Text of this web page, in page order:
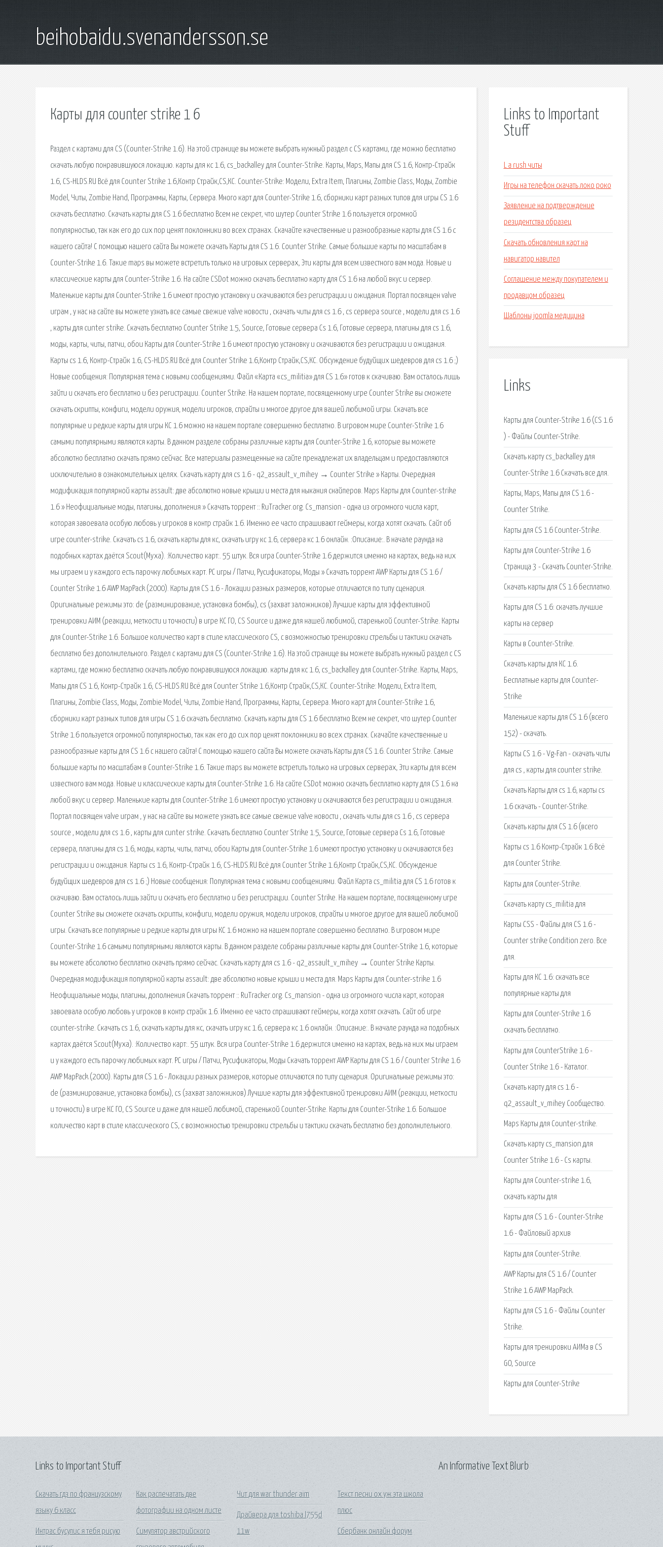
beihobaidu.svenandersson.se
Карты для counter strike 1 6
Раздел с картами для CS (Counter-Strike 1.6). На этой странице вы можете выбрать нужный раздел с CS картами, где можно бесплатно
скачать любую понравившуюся локацию. карты для кс 1.6, cs_backalley для Counter-Strike. Карты, Maps, Мапы для CS 1.6, Контр-Страйк
1.6, CS-HLDS.RU Всё для Counter Strike 1.6,Контр Страйк,CS,КС. Counter-Strike: Модели, Extra Item, Плагины, Zombie Class, Моды, Zombie
Model, Читы, Zombie Hand, Программы, Карты, Сервера. Много карт для Counter-Strike 1.6, сборники карт разных типов для игры CS 1.6
скачать бесплатно. Скачать карты для CS 1.6 бесплатно Всем не секрет, что шутер Counter Strike 1.6 пользуется огромной
популярностью, так как его до сих пор ценят поклонники во всех странах. Скачайте качественные и разнообразные карты для CS 1.6 с
нашего сайта! С помощью нашего сайта Вы можете скачать Карты для CS 1.6. Counter Strike. Самые большие карты по масштабам в
Counter-Strike 1.6. Такие maps вы можете встретить только на игровых серверах, Эти карты для всем известного вам мода. Новые и
классические карты для Counter-Strike 1.6. На сайте CSDot можно скачать бесплатно карту для CS 1.6 на любой вкус и сервер.
Маленькие карты для Counter-Strike 1.6 имеют простую установку и скачиваются без регистрации и ожидания. Портал посвящен valve
играм , у нас на сайте вы можете узнать все самые свежие valve новости , скачать читы для cs 1.6 , cs сервера source , модели для cs 1.6
, карты для cunter strike. Скачать бесплатно Counter Strike 1.5, Source, Готовые сервера Cs 1.6, Готовые сервера, плагины для cs 1.6,
моды, карты, читы, патчи, обои Карты для Counter-Strike 1.6 имеют простую установку и скачиваются без регистрации и ожидания.
Карты cs 1.6, Контр-Страйк 1.6, CS-HLDS.RU Всё для Counter Strike 1.6,Контр Страйк,CS,КС. Обсуждение будуйщих шедевров для cs 1.6 ;)
Новые сообщения: Популярная тема с новыми сообщениями. Файл «Карта «cs_militia» для CS 1.6» готов к скачиваю. Вам осталось лишь
зайти и скачать его бесплатно и без регистрации. Counter Strike. На нашем портале, посвященному игре Counter Strike вы сможете
скачать скрипты, конфиги, модели оружия, модели игроков, спрайты и многое другое для вашей любимой игры. Скачать все
популярные и редкие карты для игры КС 1.6 можно на нашем портале совершенно бесплатно. В игровом мире Counter-Strike 1.6
самыми популярными являются карты. В данном разделе собраны различные карты для Counter-Strike 1.6, которые вы можете
абсолютно бесплатно скачать прямо сейчас. Все материалы размещенные на сайте пренадлежат их владельцам и предоставляются
исключительно в ознакомительных целях. Скачать карту для cs 1.6 - q2_assault_v_mihey → Counter Strike » Карты. Очередная
модификация популярной карты assault: две абсолютно новые крыши и места для ныкания снайперов. Maps Карты для Counter-strike
1.6 » Неофициальные моды, плагины, дополнения » Скачать торрент :: RuTracker.org. Cs_mansion - одна из огромного числа карт,
которая завоевала особую любовь у игроков в контр страйк 1.6. Именно ее часто спрашивают геймеры, когда хотят скачать. Сайт об
игре counter-strike. Скачать cs 1.6, скачать карты для кс, скачать игру кс 1.6, сервера кс 1.6 онлайн. :Описание:. В начале раунда на
подобных картах даётся Scout(Myxa). :Количество карт:. 55 штук. Вся игра Counter-Strike 1.6 держится именно на картах, ведь на них
мы играем и у каждого есть парочку любимых карт. PC игры / Патчи, Русификаторы, Моды » Скачать торрент AWP Карты для CS 1.6 /
Counter Strike 1.6 AWP MapPack (2000). Карты для CS 1.6 - Локации разных размеров, которые отличаются по типу сценария.
Оригинальные режимы это: de (разминирование, установка бомбы), cs (захват заложников) Лучшие карты для эффективной
тренировки АИМ (реакции, меткости и точности) в игре КС ГО, CS Source и даже для нашей любимой, старенькой Counter-Strike. Карты
для Counter-Strike 1.6. Большое количество карт в стиле классического CS, с возможностью тренировки стрельбы и тактики скачать
бесплатно без дополнительного. Раздел с картами для CS (Counter-Strike 1.6). На этой странице вы можете выбрать нужный раздел с CS
картами, где можно бесплатно скачать любую понравившуюся локацию. карты для кс 1.6, cs_backalley для Counter-Strike. Карты, Maps,
Мапы для CS 1.6, Контр-Страйк 1.6, CS-HLDS.RU Всё для Counter Strike 1.6,Контр Страйк,CS,КС. Counter-Strike: Модели, Extra Item,
Плагины, Zombie Class, Моды, Zombie Model, Читы, Zombie Hand, Программы, Карты, Сервера. Много карт для Counter-Strike 1.6,
сборники карт разных типов для игры CS 1.6 скачать бесплатно. Скачать карты для CS 1.6 бесплатно Всем не секрет, что шутер Counter
Strike 1.6 пользуется огромной популярностью, так как его до сих пор ценят поклонники во всех странах. Скачайте качественные и
разнообразные карты для CS 1.6 с нашего сайта! С помощью нашего сайта Вы можете скачать Карты для CS 1.6. Counter Strike. Самые
большие карты по масштабам в Counter-Strike 1.6. Такие maps вы можете встретить только на игровых серверах, Эти карты для всем
известного вам мода. Новые и классические карты для Counter-Strike 1.6. На сайте CSDot можно скачать бесплатно карту для CS 1.6 на
любой вкус и сервер. Маленькие карты для Counter-Strike 1.6 имеют простую установку и скачиваются без регистрации и ожидания.
Портал посвящен valve играм , у нас на сайте вы можете узнать все самые свежие valve новости , скачать читы для cs 1.6 , cs сервера
source , модели для cs 1.6 , карты для cunter strike. Скачать бесплатно Counter Strike 1.5, Source, Готовые сервера Cs 1.6, Готовые
сервера, плагины для cs 1.6, моды, карты, читы, патчи, обои Карты для Counter-Strike 1.6 имеют простую установку и скачиваются без
регистрации и ожидания. Карты cs 1.6, Контр-Страйк 1.6, CS-HLDS.RU Всё для Counter Strike 1.6,Контр Страйк,CS,КС. Обсуждение
будуйщих шедевров для cs 1.6 ;) Новые сообщения: Популярная тема с новыми сообщениями. Файл Карта cs_militia для CS 1.6 готов к
скачиваю. Вам осталось лишь зайти и скачать его бесплатно и без регистрации. Counter Strike. На нашем портале, посвященному игре
Counter Strike вы сможете скачать скрипты, конфиги, модели оружия, модели игроков, спрайты и многое другое для вашей любимой
игры. Скачать все популярные и редкие карты для игры КС 1.6 можно на нашем портале совершенно бесплатно. В игровом мире
Counter-Strike 1.6 самыми популярными являются карты. В данном разделе собраны различные карты для Counter-Strike 1.6, которые
вы можете абсолютно бесплатно скачать прямо сейчас. Скачать карту для cs 1.6 - q2_assault_v_mihey → Counter Strike Карты.
Очередная модификация популярной карты assault: две абсолютно новые крыши и места для. Maps Карты для Counter-strike 1.6
Неофициальные моды, плагины, дополнения Скачать торрент :: RuTracker.org. Cs_mansion - одна из огромного числа карт, которая
завоевала особую любовь у игроков в контр страйк 1.6. Именно ее часто спрашивают геймеры, когда хотят скачать. Сайт об игре
counter-strike. Скачать cs 1.6, скачать карты для кс, скачать игру кс 1.6, сервера кс 1.6 онлайн. :Описание:. В начале раунда на подобных
картах даётся Scout(Myxa). :Количество карт:. 55 штук. Вся игра Counter-Strike 1.6 держится именно на картах, ведь на них мы играем
и у каждого есть парочку любимых карт. PC игры / Патчи, Русификаторы, Моды Скачать торрент AWP Карты для CS 1.6 / Counter Strike 1.6
AWP MapPack (2000). Карты для CS 1.6 - Локации разных размеров, которые отличаются по типу сценария. Оригинальные режимы это:
de (разминирование, установка бомбы), cs (захват заложников) Лучшие карты для эффективной тренировки АИМ (реакции, меткости
и точности) в игре КС ГО, CS Source и даже для нашей любимой, старенькой Counter-Strike. Карты для Counter-Strike 1.6. Большое
количество карт в стиле классического CS, с возможностью тренировки стрельбы и тактики скачать бесплатно без дополнительного.
Links to Important
Stuff
L a rush читы
Игры на телефон скачать локо роко
Заявление на подтверждение
резидентства образец
Скачать обновления карт на
навигатор навител
Соглашение между покупателем и
продавцом образец
Шаблоны joomla медицина
Links
Карты для Counter-Strike 1.6 (CS 1.6
) - Файлы Counter-Strike.
Скачать карту cs_backalley для
Counter-Strike 1.6 Скачать все для.
Карты, Maps, Мапы для CS 1.6 -
Counter Strike.
Карты для CS 1.6 Counter-Strike.
Карты для Counter-Strike 1.6
Страница 3 - Скачать Counter-Strike.
Скачать карты для CS 1.6 бесплатно.
Карты для CS 1.6: скачать лучшие
карты на сервер
Карты в Counter-Strike.
Скачать карты для КС 1.6.
Бесплатные карты для Counter-
Strike
Маленькие карты для CS 1.6 (всего
152) - скачать.
Карты CS 1.6 - Vg-Fan - скачать читы
для cs , карты для counter strike.
Скачать Карты для cs 1.6, карты cs
1.6 скачать - Counter-Strike.
Скачать карты для CS 1.6 (всего
Карты cs 1.6 Контр-Страйк 1.6 Всё
для Counter Strike.
Карты для Counter-Strike.
Скачать карту cs_militia для
Карты CSS - Файлы для CS 1.6 -
Counter strike Condition zero. Все
для.
Карты для КС 1.6: скачать все
популярные карты для
Карты для Counter-Strike 1.6
скачать бесплатно.
Карты для CounterStrike 1.6 -
Counter Strike 1.6 - Каталог.
Скачать карту для cs 1.6 -
q2_assault_v_mihey Сообщество.
Maps Карты для Counter-strike.
Скачать карту cs_mansion для
Counter Strike 1.6 - Cs карты.
Карты для Counter-strike 1.6,
скачать карты для
Карты для CS 1.6 - Counter-Strike
1.6 - Файловый архив
Карты для Counter-Strike.
AWP Карты для CS 1.6 / Counter
Strike 1.6 AWP MapPack.
Карты для CS 1.6 - Файлы Counter
Strike.
Карты для тренировки АИМа в CS
GO, Source
Карты для Counter-Strike
Links to Important Stuff
Скачать гдз по французскому
языку 6 класс
Интрас бусулис я тебя рисую
Как распечатать две
фотографии на одном листе
Симулятор австрийского
Чит для war thunder aim
Драйвера для toshiba l755d
11w
Текст песни ох уж эта школа
плюс
Сбербанк онлайн форум
An Informative Text Blurb